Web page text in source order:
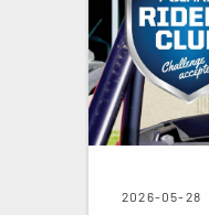
2026-05-28